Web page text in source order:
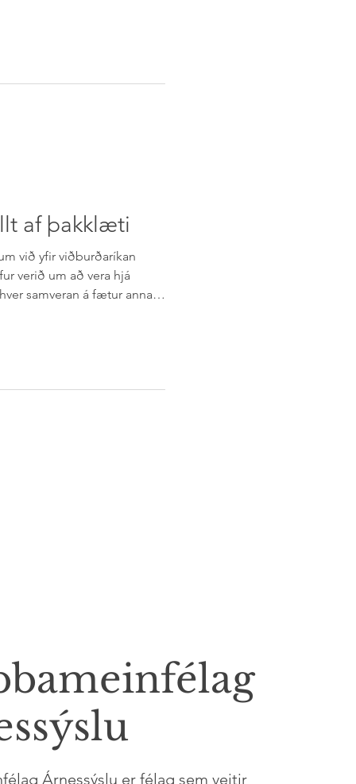
á fyrsta stjórnarfundi
á forvarnir og
af þakklæti
við yfir viðburðaríkan
verið um að vera hjá
samveran á fætur annarri
vinnuframlagi, fjárframlagi
og viðburðum.
Árnessýslu er félag sem veitir